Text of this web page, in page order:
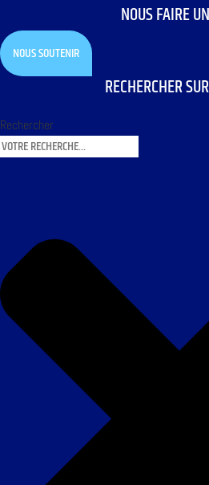
NOUS FAIRE
NOUS SOUTENIR
RECHERCHER
Rechercher